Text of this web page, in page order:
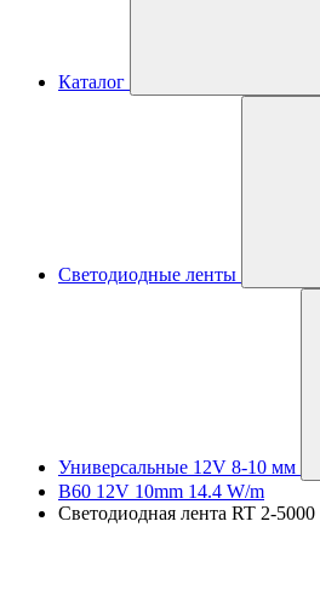
Каталог
Светодиодные ленты
Универсальные 12V 8-10 мм
B60 12V 10mm 14.4 W/m
Светодиодная лента RT 2-